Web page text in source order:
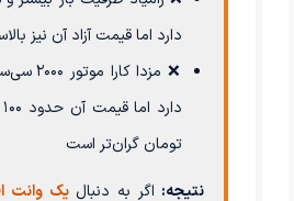
دارد اما قیمت آزاد آن نیز
❌ مزدا
تومان گران‌تر است
نتیجه: اگر به دنبالیک وانت